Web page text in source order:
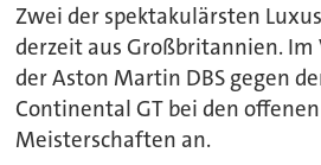
Zwei der spektakulärsten
derzeit aus Großbritannien.
der Aston Martin DBS gegen
Continental GT bei den
Meisterschaften an.